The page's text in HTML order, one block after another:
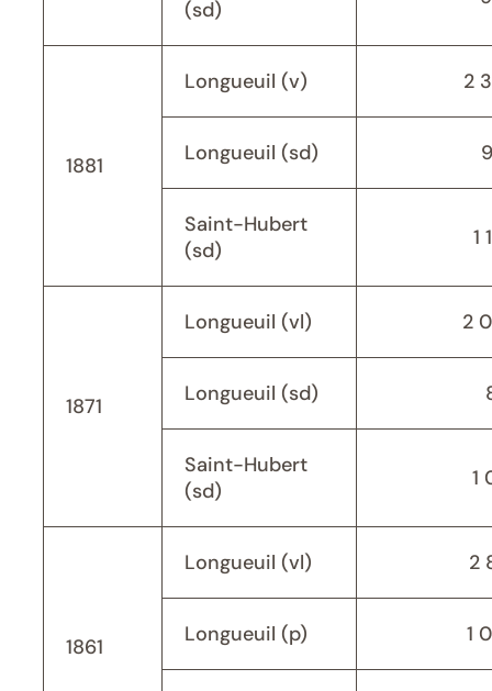
(sd)
1881
Longueuil (v) 2
Longueuil (sd)
Saint-Hubert
(sd)
1
1871
Longueuil (vl) 2
Longueuil (sd)
Saint-Hubert
(sd)
1
1861
Longueuil (vl) 2
Longueuil (p) 1